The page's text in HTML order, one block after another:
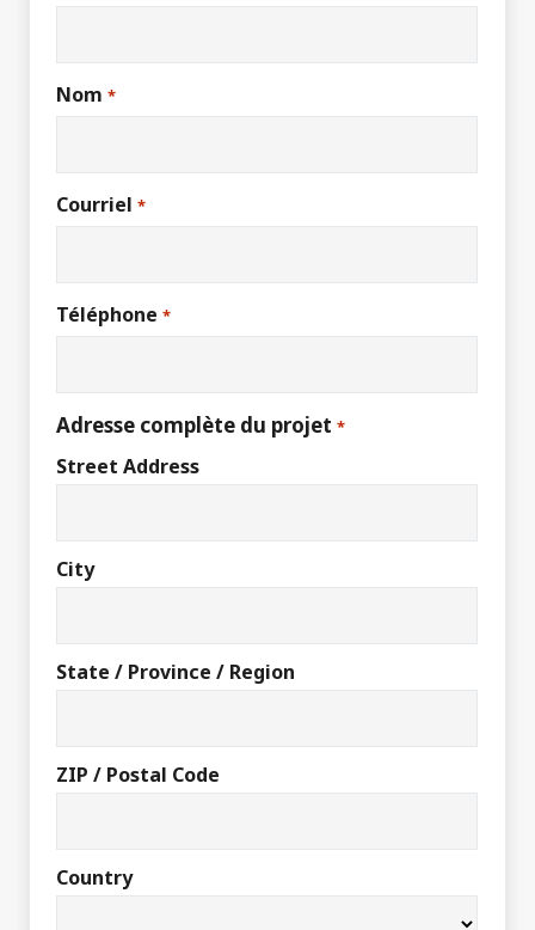
Nom *
Courriel *
Téléphone *
Adresse complète du projet *
Street Address
City
State / Province / Region
ZIP / Postal Code
Country